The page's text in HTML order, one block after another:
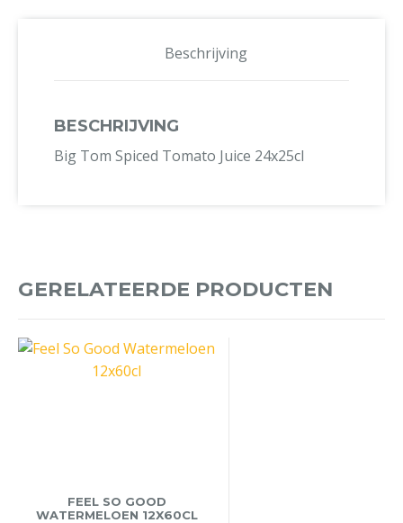
Beschrijving
BESCHRIJVING
Big Tom Spiced Tomato Juice 24x25cl
GERELATEERDE PRODUCTEN
FEEL SO GOOD
WATERMELOEN 12X60CL